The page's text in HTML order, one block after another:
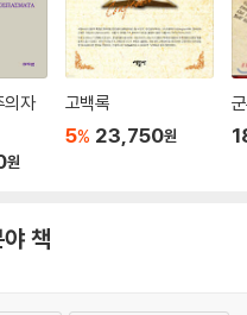
의자
원
고백록
5% 23,750원
책